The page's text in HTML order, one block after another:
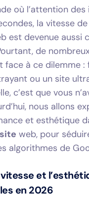
où l’attention
la vitesse
est devenue aussi
de
face à ce dilemme
ou un site
c’est que vous
nous allons
et esthétique
web, pour
algorithmes de
et
en 2026